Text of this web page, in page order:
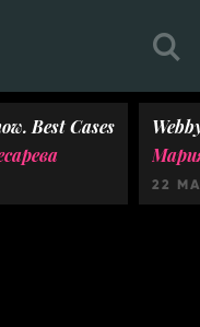
Best Cases
22